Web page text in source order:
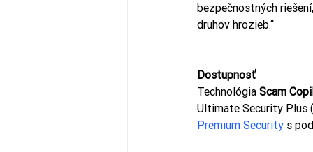
bezpečnostných
druhov hrozieb.“
Dostupnosť
Technológia Scam
Ultimate Security Plus
Premium Security s